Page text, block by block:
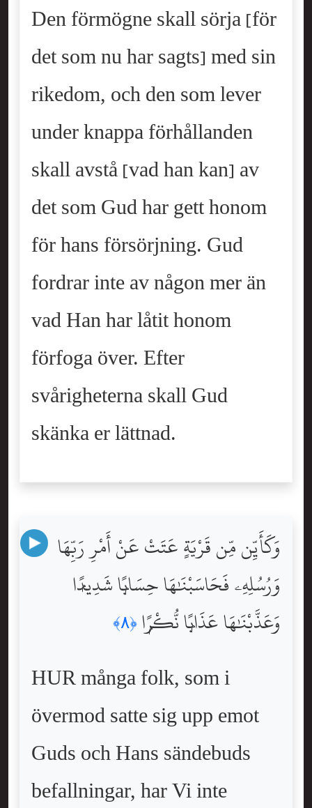
Den förmögne skall sörja [för
det som nu har sagts] med sin
rikedom, och den som lever
under knappa förhållanden
skall avstå [vad han kan] av
det som Gud har gett honom
för hans försörjning. Gud
fordrar inte av någon mer än
vad Han har låtit honom
förfoga över. Efter
svårigheterna skall Gud
skänka er lättnad.
وَكَأَيِّن مِّن قَرْيَةٍ عَتَتْ عَنْ أَمْرِ رَبِّهَا
وَرُسُلِهِۦ فَحَاسَبْنَٰهَا حِسَابًۭا شَدِيدًۭا
وَعَذَّبْنَٰهَا عَذَابًۭا نُّكْرًۭا ﴿٨﴾
HUR många folk, som i
övermod satte sig upp emot
Guds och Hans sändebuds
befallningar, har Vi inte